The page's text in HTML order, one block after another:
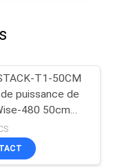
T1-50CM
puissance de
480 50cm